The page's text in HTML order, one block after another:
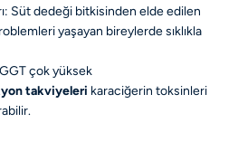
Süt dedeği bitkisinden elde edilen
yaşayan bireylerde sıklıkla
çok yüksek
takviyeleri karaciğerin toksinleri